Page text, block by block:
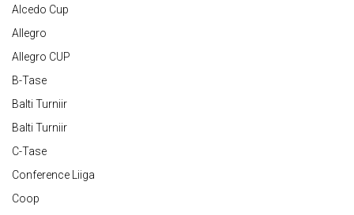
Alcedo Cup
Allegro
Allegro CUP
B-Tase
Balti Turniir
Balti Turniir
C-Tase
Conference Liiga
Coop